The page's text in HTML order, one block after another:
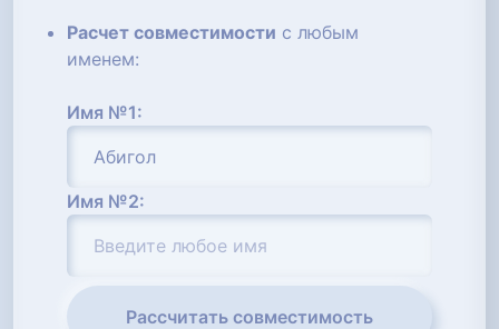
Расчет совместимости с любым
именем:
Имя №1:
Имя №2:
Рассчитать совместимость